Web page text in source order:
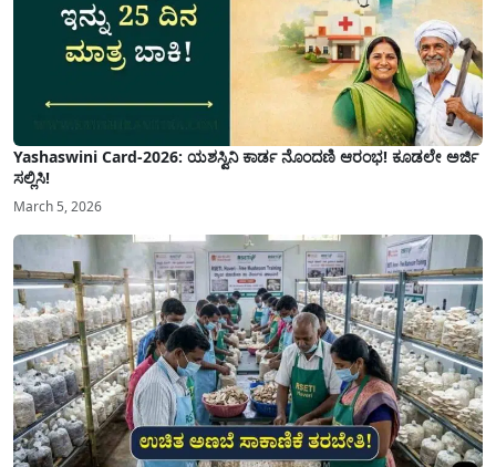
Yashaswini Card-2026: ಯಶಸ್ವಿನಿ ಕಾರ್ಡ ನೊಂದಣಿ ಆರಂಭ! ಕೂಡಲೇ ಅರ್ಜಿ
ಸಲ್ಲಿಸಿ!
March 5, 2026